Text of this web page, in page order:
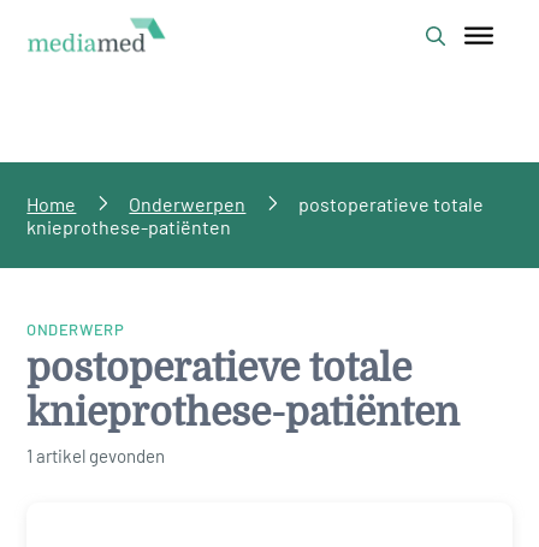
Home Onderwerpen
postoperatieve totale
knieprothese-patiënten
ONDERWERP
postoperatieve totale
knieprothese-patiënten
1 artikel gevonden